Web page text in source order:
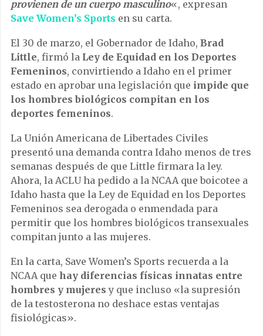
provienen de un cuerpo masculino«, expresan
Save Women’s Sports en su carta.
El 30 de marzo, el Gobernador de Idaho, Brad
Little, firmó la Ley de Equidad en los Deportes
Femeninos, convirtiendo a Idaho en el primer
estado en aprobar una legislación que impide que
los hombres biológicos compitan en los
deportes femeninos.
La Unión Americana de Libertades Civiles
presentó una demanda contra Idaho menos de tres
semanas después de que Little firmara la ley.
Ahora, la ACLU ha pedido a la NCAA que boicotee a
Idaho hasta que la Ley de Equidad en los Deportes
Femeninos sea derogada o enmendada para
permitir que los hombres biológicos transexuales
compitan junto a las mujeres.
En la carta, Save Women’s Sports recuerda a la
NCAA que hay diferencias físicas innatas entre
hombres y mujeres y que incluso «la supresión
de la testosterona no deshace estas ventajas
fisiológicas».